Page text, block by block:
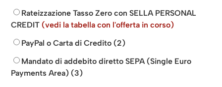
Rateizzazione Tasso Zero con SELLA PERSONAL
CREDIT(vedi la tabella con l'offerta in corso)
PayPal o Carta di Credito (2)
Mandato di addebito diretto SEPA (Single Euro
Payments Area) (3)